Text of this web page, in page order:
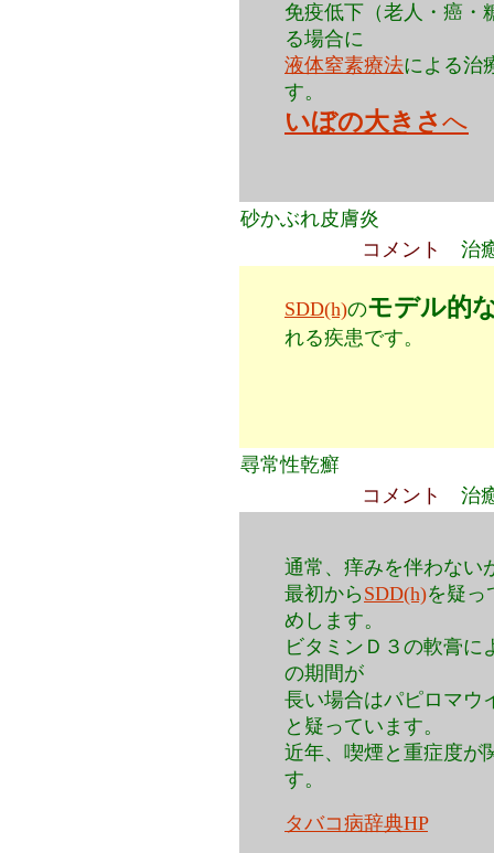
免疫低下（老人・癌・
る場合に
液体窒素療法による治
す。
いぼの大きさへ
砂かぶれ皮膚炎
コメント 治
SDD(h)のモデル的
れる疾患です。
尋常性乾癬
コメント 治
通常、痒みを伴わない
最初から SDD(h)を疑っ
めします。
ビタミンＤ３の軟膏に
の期間が
長い場合はパピロマウ
と疑っています。
近年、喫煙と重症度が
す。
タバコ病辞典HP